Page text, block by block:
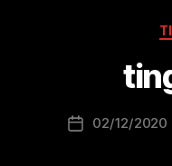
02/12/2020